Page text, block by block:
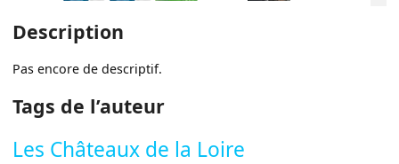
Description
Pas encore de descriptif.
Tags de l’auteur
Les Châteaux de la Loire